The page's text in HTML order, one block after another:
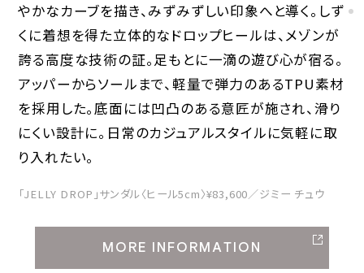
やかなカーブを描き、みずみずしい印象へと導く。しず
くに着想を得た立体的なドロップヒールは、メゾンが
誇る高度な技術の証。足もとに一滴の遊び心が宿る。
アッパーからソールまで、軽量で弾力のあるTPU素材
を採用した。底面には凹凸のある意匠が施され、滑り
にくい設計に。日常のカジュアルスタイルに気軽に取
り入れたい。
「JELLY DROP」サンダル〈ヒール5cm〉¥83,600／ジミー チュウ
MORE INFORMATION